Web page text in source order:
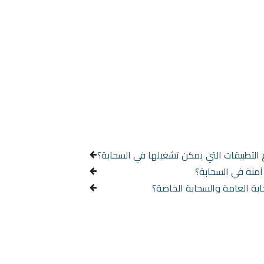
التي يمكن تشغيلها في السحابة؟
في السحابة؟
العامة والسحابة الخاصة؟